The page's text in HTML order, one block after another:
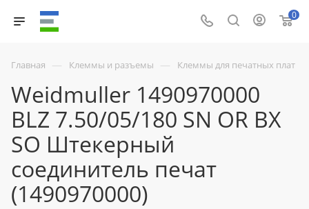
0
Главная — Клеммы и разъемы — Клеммы для печатных плат
Weidmuller 1490970000
BLZ 7.50/05/180 SN OR BX
SO Штекерный
соединитель печат
(1490970000)